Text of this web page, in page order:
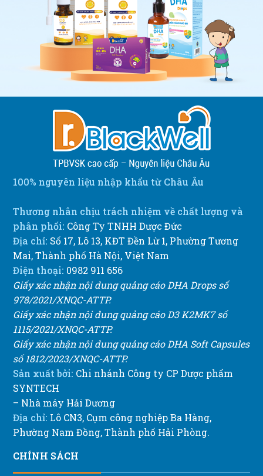
100% nguyên liệu nhập khẩu từ Châu Âu
Thương nhân chịu trách nhiệm về chất lượng và
phân phối: Công Ty TNHH Dược Đức
Địa chỉ: Số 17, Lô 13, KĐT Đền Lừ 1, Phường Tương
Mai, Thành phố Hà Nội, Việt Nam
Điện thoại: 0982 911 656
Giấy xác nhận nội dung quảng cáo DHA Drops số
978/2021/XNQC-ATTP.
Giấy xác nhận nội dung quảng cáo D3 K2MK7 số
1115/2021/XNQC-ATTP.
Giấy xác nhận nội dung quảng cáo DHA Soft Capsules
số 1812/2023/XNQC-ATTP.
Sản xuất bởi: Chi nhánh Công ty CP Dược phẩm
SYNTECH
– Nhà máy Hải Dương
Địa chỉ: Lô CN3, Cụm công nghiệp Ba Hàng,
Phường Nam Đồng, Thành phố Hải Phòng.
CHÍNH SÁCH